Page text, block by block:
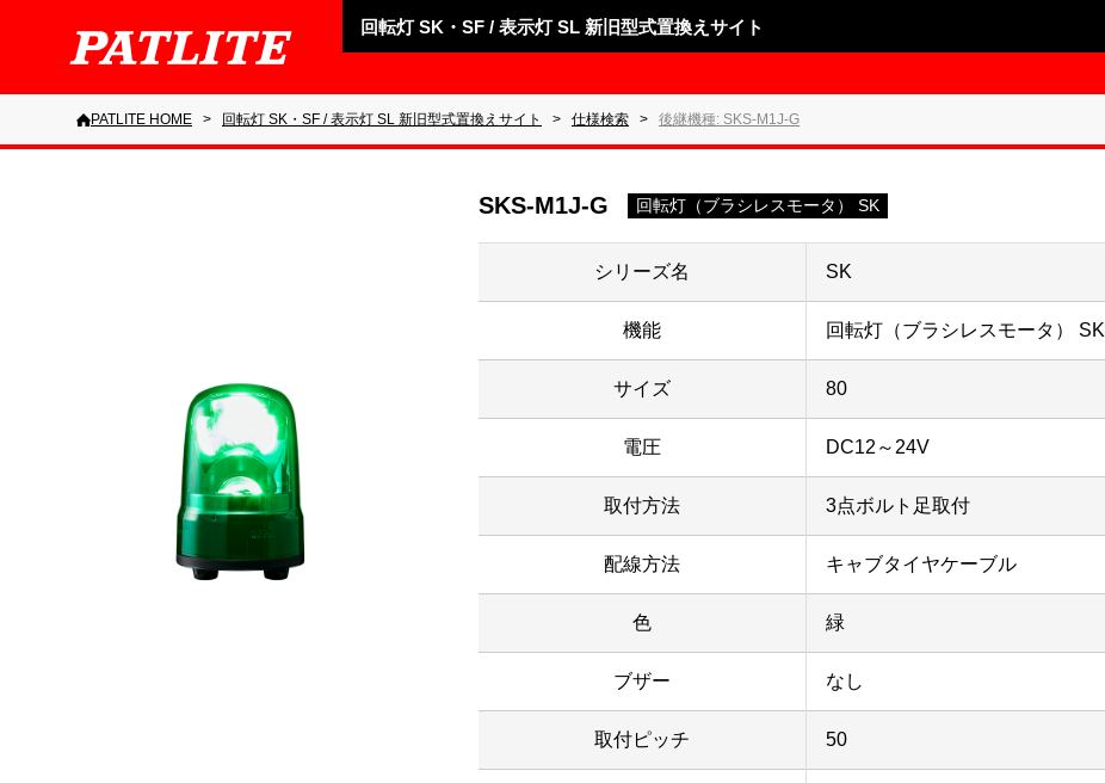
回転灯 SK・SF / 表示灯 SL 新旧型式置換えサイト
PATLITE HOME 回転灯 SK・SF / 表示灯 SL 新旧型式置換えサイト 仕様検索 後継機種: SKS-M1J-G
SKS-M1J-G 回転灯（ブラシレスモータ） SK
シリーズ名 SK
機能 回転灯（ブラシレスモータ） SK
サイズ 80
電圧 DC12～24V
取付方法 3点ボルト足取付
配線方法 キャブタイヤケーブル
色 緑
ブザー なし
取付ピッチ 50